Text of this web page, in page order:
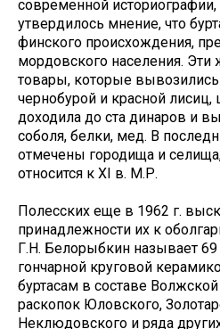
современной
утвердилось мнение, что
финского происхождения,
мордовского населения.
товары, которые вывозились
чернобурой и красной лисиц,
доходила до ста динаров и
соболя, белки, мед. В
отмечены городища и
относится к XI в. М.Р.
Полесских еще в 1962 г.
принадлежности их к
Г.Н. Белорыбкин называет
гончарной круговой
буртасам в составе
раскопок Юловского,
Неклюдовского и ряда